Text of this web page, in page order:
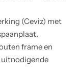
(Ceviz) met
frame en
uitnodigende